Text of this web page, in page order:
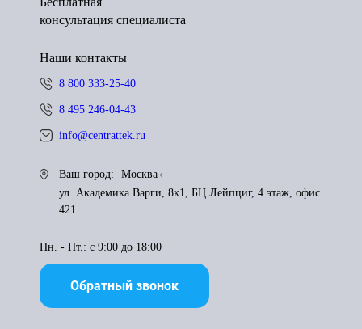
консультация специалиста
Наши контакты
8 800 333-25-40
8 495 246-04-43
info@centrattek.ru
Ваш город:
Москва
ул. Академика Варги, 8к1, БЦ Лейпциг, 4 этаж, офис
421
Пн. - Пт.: с 9:00 до 18:00
Обратный звонок